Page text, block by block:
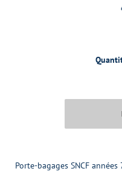
Porte-bagages SNCF